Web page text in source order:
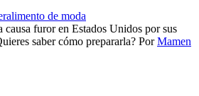
de moda
causa furor en Estados Unidos por sus
saber cómo prepararla? PorMamen